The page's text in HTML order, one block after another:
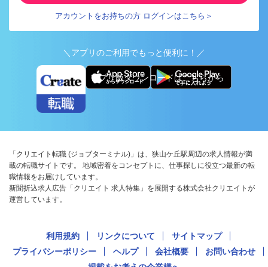
アカウントをお持ちの方 ログインはこちら＞
＼アプリのご利用でもっと便利に！／
アプリ版ダウンロードはこちらから
「クリエイト転職 (ジョブターミナル)」は、狭山ケ丘駅周辺の求人情報が満
載の転職サイトです。 地域密着をコンセプトに、仕事探しに役立つ最新の転
職情報をお届けしています。
新聞折込求人広告「クリエイト 求人特集」を展開する株式会社クリエイトが
運営しています。
利用規約 リンクについて
サイトマップ
プライバシーポリシー
ヘルプ 会社概要
お問い合わせ